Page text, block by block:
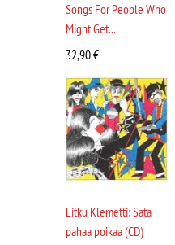
Songs For People Who
Might Get...
32,90€
Litku Klemetti: Sata
pahaa poikaa (CD)